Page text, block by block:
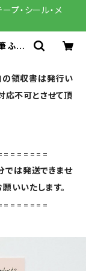
プ・シール・メ
ふせ
の領収書は発行い
応不可とさせて頂
では発送できませ
いいたします。